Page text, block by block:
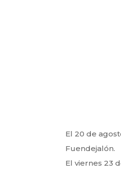
El 20 de
Fuendejalón.
El viernes 23